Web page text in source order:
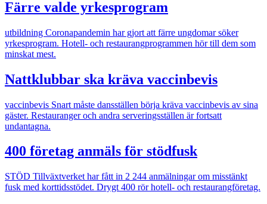
Färre valde yrkesprogram
utbildning Coronapandemin har gjort att färre ungdomar söker
yrkesprogram. Hotell- och restaurangprogrammen hör till dem som
minskat mest.
Nattklubbar ska kräva vaccinbevis
vaccinbevis Snart måste dansställen börja kräva vaccinbevis av sina
gäster. Restauranger och andra serveringsställen är fortsatt
undantagna.
400 företag anmäls för stödfusk
STÖD Tillväxtverket har fått in 2 244 anmälningar om misstänkt
fusk med korttidsstödet. Drygt 400 rör hotell- och restaurangföretag.